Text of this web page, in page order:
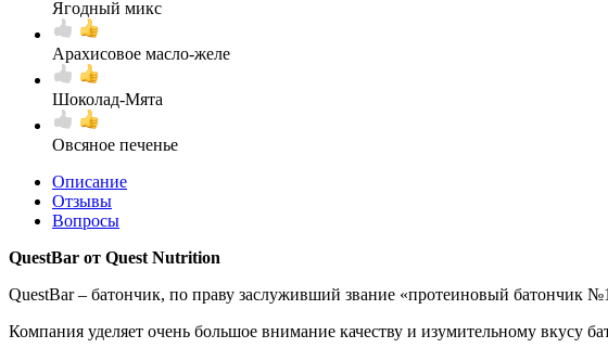
Ягодный микс
Арахисовое масло-желе
Шоколад-Мята
Овсяное печенье
Описание
Отзывы
Вопросы
QuestBar от Quest Nutrition
QuestBar – батончик, по праву заслуживший звание «протеиновый батончик
Компания уделяет очень большое внимание качеству и изумительному вкусу